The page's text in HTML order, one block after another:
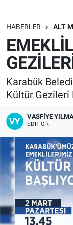
HABERLER ALT
Karabük
Kültür Gezileri
VASFIYE
EDITÖR